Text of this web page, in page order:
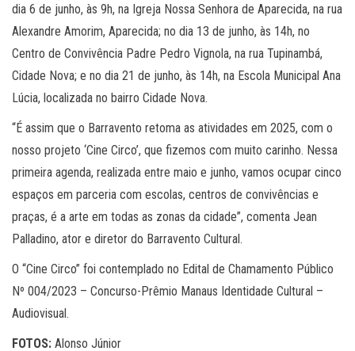
dia 6 de junho, às 9h, na Igreja Nossa Senhora de Aparecida, na rua
Alexandre Amorim, Aparecida; no dia 13 de junho, às 14h, no
Centro de Convivência Padre Pedro Vignola, na rua Tupinambá,
Cidade Nova; e no dia 21 de junho, às 14h, na Escola Municipal Ana
Lúcia, localizada no bairro Cidade Nova.
“É assim que o Barravento retoma as atividades em 2025, com o
nosso projeto ‘Cine Circo’, que fizemos com muito carinho. Nessa
primeira agenda, realizada entre maio e junho, vamos ocupar cinco
espaços em parceria com escolas, centros de convivências e
praças, é a arte em todas as zonas da cidade”, comenta Jean
Palladino, ator e diretor do Barravento Cultural.
O “Cine Circo” foi contemplado no Edital de Chamamento Público
Nº 004/2023 – Concurso-Prêmio Manaus Identidade Cultural –
Audiovisual.
FOTOS: Alonso Júnior